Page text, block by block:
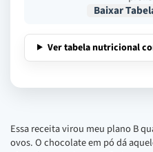
Baixar
Ver tabela nutricional
Essa receita virou meu plano B
ovos. O chocolate em pó dá